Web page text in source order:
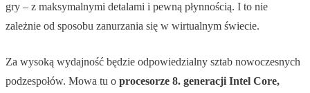
gry – z maksymalnymi detalami i pewną płynnością. I to nie
zależnie od sposobu zanurzania się w wirtualnym świecie.
Za wysoką wydajność będzie odpowiedzialny sztab nowoczesnych
podzespołów. Mowa tu o procesorze 8. generacji Intel Core,